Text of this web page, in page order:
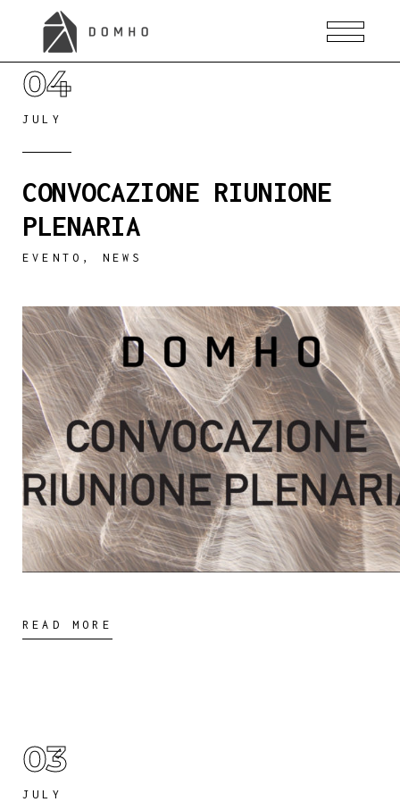
04
JULY
CONVOCAZIONE RIUNIONE
PLENARIA
EVENTO , NEWS
READ MORE
03
JULY